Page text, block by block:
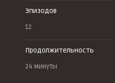
Эпизодов
12
Продолжительность
24 минуты